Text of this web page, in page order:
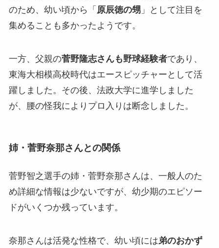
のため、幼い頃から「 原辰徳の甥」として注目を
集めることも多かったようです。
一方、父親の菅野隆志さんも野球経験者であり、
東海大相模高校時代はエースピッチャーとして活
躍しました。その後、法政大学に進学しました
が、腰の怪我によりプロ入りは断念しました。
姉・菅野奈那さんとの関係
菅野智之選手の姉・菅野奈那さんは、一般人のた
め詳細な情報は少ないですが、幼少期のエピソー
ドがいくつか残っています。
奈那さんは活発な性格で、幼い頃には弟のおかず